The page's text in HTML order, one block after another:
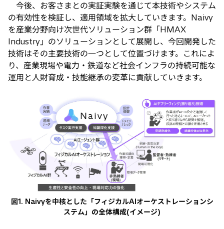
今後、お客さまとの実証実験を通じて本技術やシステム
の有効性を検証し、適用領域を拡大していきます。Naivy
を産業分野向け次世代ソリューション群「HMAX
Industry」のソリューションとして展開し、今回開発した
技術はその主要技術の一つとして位置づけます。これによ
り、産業現場や電力・鉄道など社会インフラの持続可能な
運用と人財育成・技能継承の変革に貢献していきます。
図1. Naivyを中核とした「フィジカルAIオーケストレーションシ
ステム」の全体構成(イメージ)